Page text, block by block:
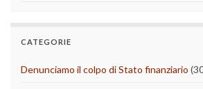
CATEGORIE
Denunciamo il colpo di Stato finanziario